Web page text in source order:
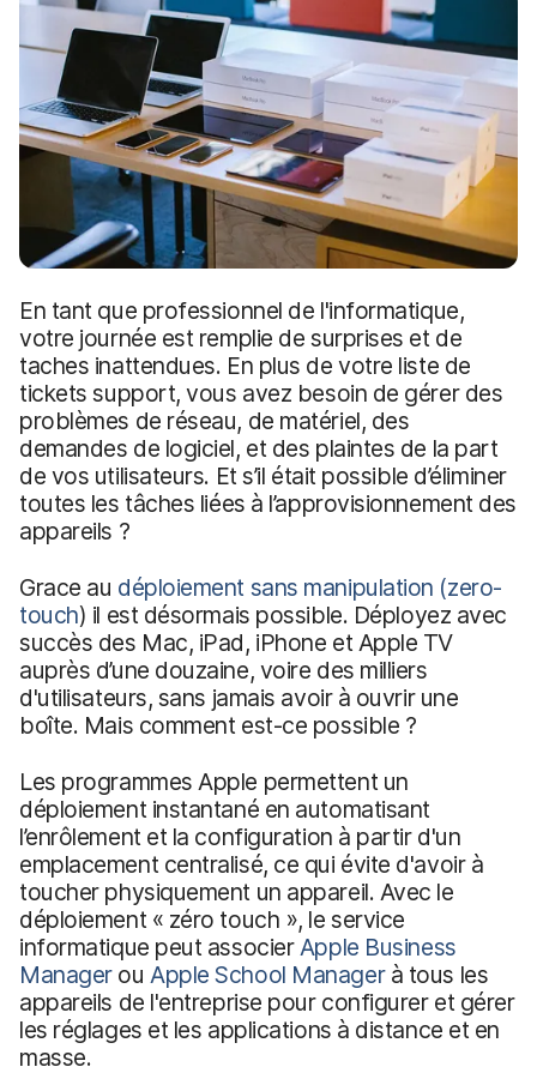
l
n
En tant que professionnel de l'informatique,
votre journée est remplie de surprises et de
taches inattendues. En plus de votre liste de
tickets support, vous avez besoin de gérer des
problèmes de réseau, de matériel, des
demandes de logiciel, et des plaintes de la part
de vos utilisateurs. Et s’il était possible d’éliminer
toutes les tâches liées à l’approvisionnement des
appareils ?
Grace au déploiement sans manipulation (zero-
touch) il est désormais possible. Déployez avec
succès des Mac, iPad, iPhone et Apple TV
auprès d’une douzaine, voire des milliers
d'utilisateurs, sans jamais avoir à ouvrir une
boîte. Mais comment est-ce possible ?
Les programmes Apple permettent un
déploiement instantané en automatisant
l’enrôlement et la configuration à partir d'un
emplacement centralisé, ce qui évite d'avoir à
toucher physiquement un appareil. Avec le
déploiement « zéro touch », le service
informatique peut associer Apple Business
Managerou Apple School Managerà tous les
appareils de l'entreprise pour configurer et gérer
les réglages et les applications à distance et en
masse.